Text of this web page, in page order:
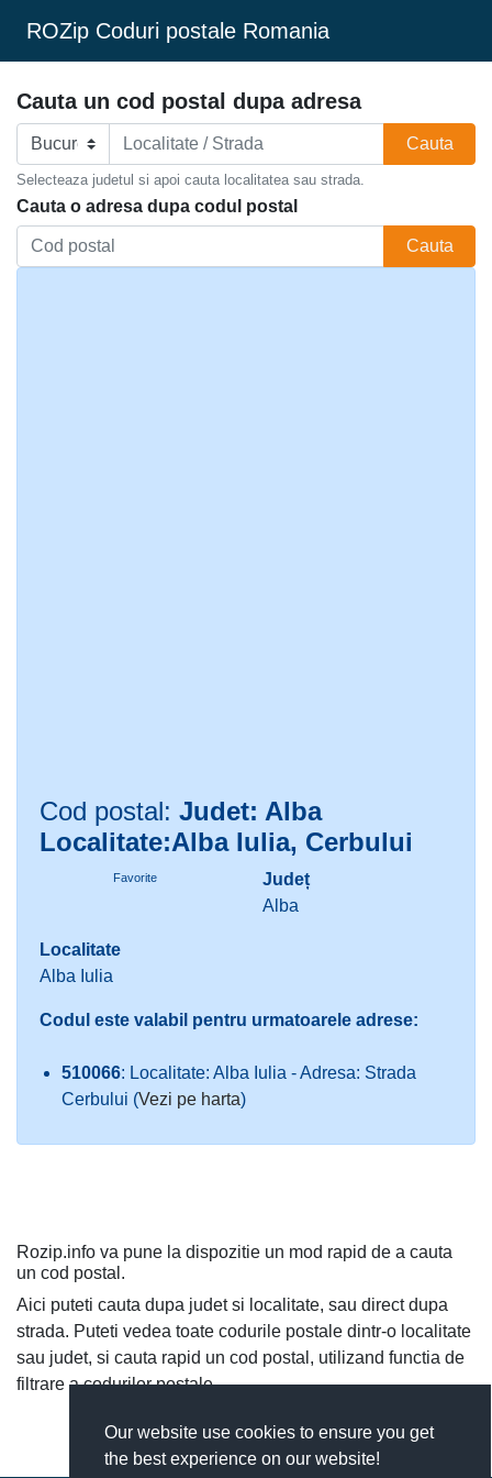
Our website use cookies to ensure you get
the best experience on our website!
ROZip Coduri postale Romania
Cauta un cod postal dupa adresa
Cauta
Selecteaza judetul si apoi cauta localitatea sau strada.
Cauta o adresa dupa codul postal
Cauta
Cod postal: Judet: Alba
Localitate:Alba Iulia, Cerbului
Favorite
Județ
Alba
Localitate
Alba Iulia
Codul este valabil pentru urmatoarele adrese:
510066: Localitate: Alba Iulia - Adresa: Strada
Cerbului (Vezi pe harta)
Rozip.info va pune la dispozitie un mod rapid de a cauta
un cod postal.
Aici puteti cauta dupa judet si localitate, sau direct dupa
strada. Puteti vedea toate codurile postale dintr-o localitate
sau judet, si cauta rapid un cod postal, utilizand functia de
filtrare a codurilor postale.